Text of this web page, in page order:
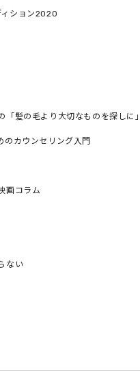
ィション2020
「髪の毛より大切なものを探しに」
のカウンセリング入門
画コラム
ない